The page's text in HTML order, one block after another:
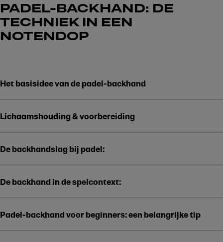
Play
PADEL-BACKHAND: DE
TECHNIEK IN EEN
NOTENDOP
Het basisidee van de padel-backhand
Lichaamshouding & voorbereiding
De backhandslag bij padel:
De backhand in de spelcontext:
Padel-backhand voor beginners: een belangrijke tip